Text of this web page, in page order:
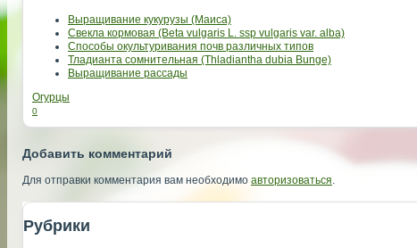
Выращивание кукурузы (Маиса)
Свекла кормовая (Beta vulgaris L. ssp vulgaris var. alba)
Способы окультуривания почв различных типов
Тладианта сомнительная (Thladiantha dubia Bunge)
Выращивание рассады
Огурцы
0
Добавить комментарий
Для отправки комментария вам необходимо авторизоваться.
Рубрики